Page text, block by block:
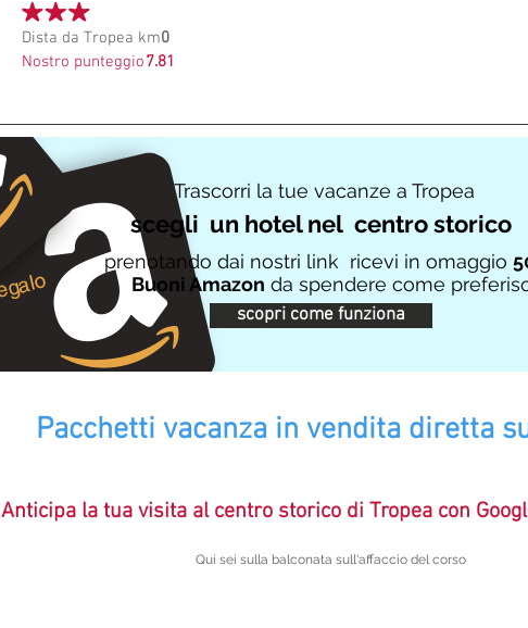
Dista da Tropea km0
7.81
Nostro punteggio
Trascorri la tue vacanze a Tropea
scegli un hotel nel centro storico
prenotando dai nostri link ricevi in omaggio
Buoni Amazon da spendere come
scopri come funziona
Pacchetti vacanza in vendita diretta
Anticipa la tua visita al centro storico di Tropea con
Qui sei sulla balconata sull'affaccio del corso